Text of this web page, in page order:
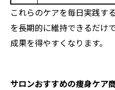
これらのケアを毎日実践す
を長期的に維持できるだけ
成果を得やすくなります。
サロンおすすめの痩身ケア